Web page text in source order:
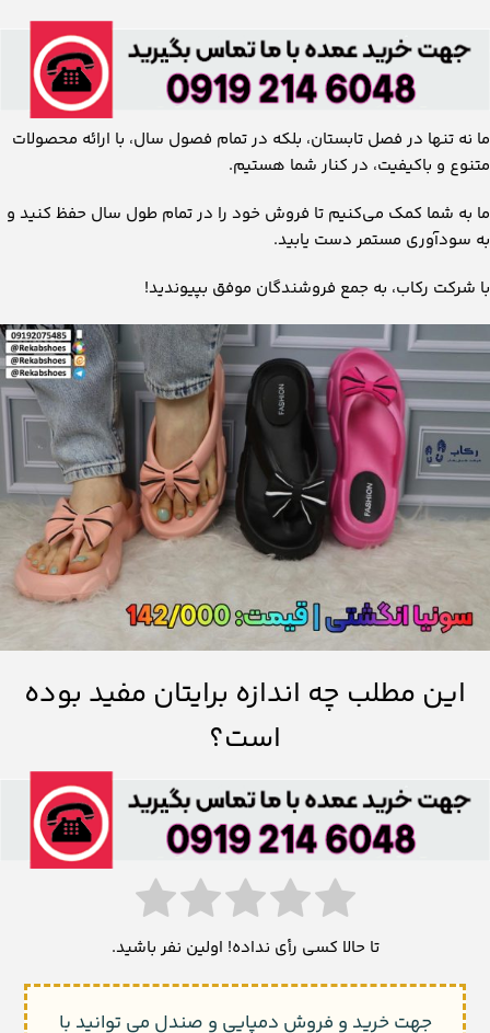
ما نه تنها در فصل تابستان، بلکه در تمام فصول سال، با ارائه محصولات
متنوع و باکیفیت، در کنار شما هستیم.
ما به شما کمک می‌کنیم تا فروش خود را در تمام طول سال حفظ کنید و
به سودآوری مستمر دست یابید.
با شرکت رکاب، به جمع فروشندگان موفق بپیوندید!
این مطلب چه اندازه برایتان مفید بوده
است؟
تا حالا کسی رأی نداده! اولین نفر باشید.
جهت خرید و فروش دمپایی و صندل می توانید با